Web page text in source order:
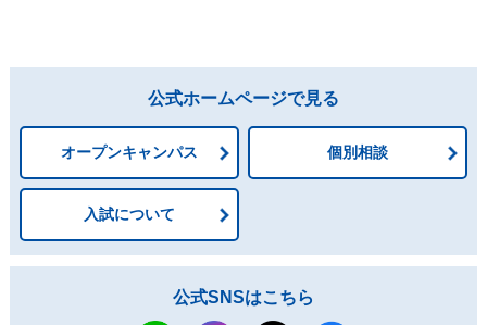
公式ホームページで見る
オープンキャンパス 個別相談
入試について
公式SNSはこちら